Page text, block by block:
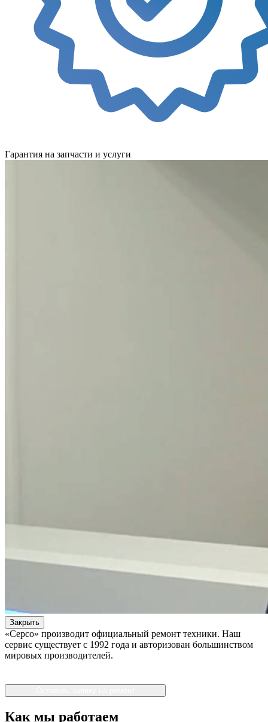
Гарантия на запчасти и услуги
Закрыть
«Серсо» производит официальный ремонт техники. Наш
сервис существует с 1992 года и авторизован большинством
мировых производителей.
Как мы работаем